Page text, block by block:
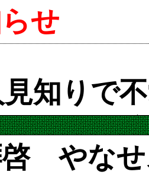
せ
見知りで
マンに
やなせ